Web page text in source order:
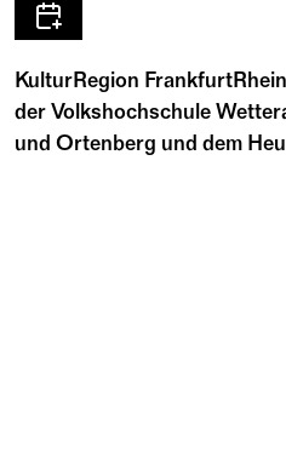
KulturRegion
der Volkshochschule
und Ortenberg und dem